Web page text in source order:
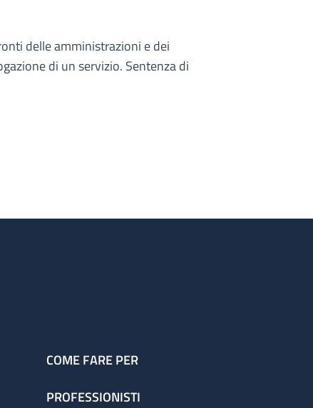
delle amministrazioni e dei
di un servizio. Sentenza di
COME FARE PER
PROFESSIONISTI